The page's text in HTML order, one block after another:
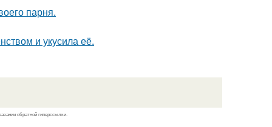
парня.
и укусила её.
обратной гиперссылки.